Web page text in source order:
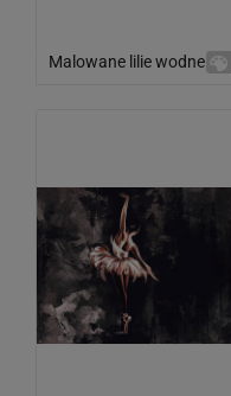
Malowane lilie wodne